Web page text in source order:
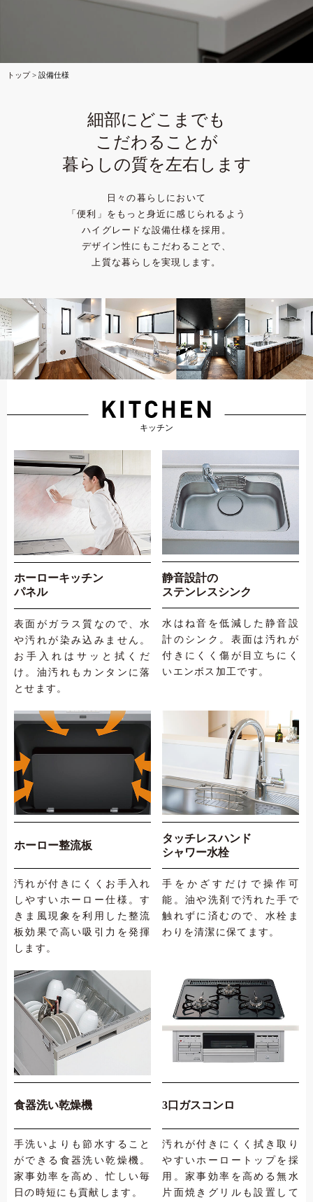
トップ> 設備仕様
細部にどこまでも
こだわることが
暮らしの質を左右します
日々の暮らしにおいて
「便利」をもっと身近に感じられるよう
ハイグレードな設備仕様を採用。
デザイン性にもこだわることで、
上質な暮らしを実現します。
ホーローキッチン
パネル
表面がガラス質なので、水
や汚れが染み込みません。
お手入れはサッと拭くだ
け。油汚れもカンタンに落
とせます。
静音設計の
ステンレスシンク
水はね音を低減した静音設
計のシンク。表面は汚れが
付きにくく傷が目立ちにく
いエンボス加工です。
ホーロー整流板
汚れが付きにくくお手入れ
しやすいホーロー仕様。す
きま風現象を利用した整流
板効果で高い吸引力を発揮
します。
タッチレスハンド
シャワー水栓
手をかざすだけで操作可
能。油や洗剤で汚れた手で
触れずに済むので、水栓ま
わりを清潔に保てます。
食器洗い乾燥機
手洗いよりも節水すること
ができる食器洗い乾燥機。
家事効率を高め、忙しい毎
日の時短にも貢献します。
3口ガスコンロ
汚れが付きにくく拭き取り
やすいホーロートップを採
用。家事効率を高める無水
片面焼きグリルも設置して